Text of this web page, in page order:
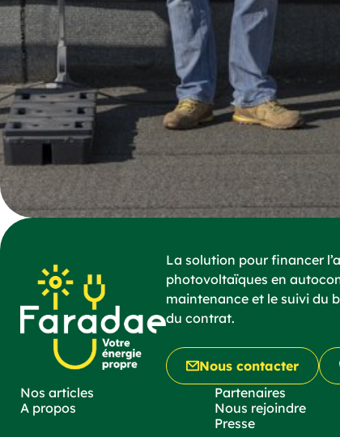
La solution pour financer
photovoltaïques en
maintenance et le suivi du
du contrat.
Nous contacter
Nos articles
A propos
Partenaires
Nous rejoindre
Presse